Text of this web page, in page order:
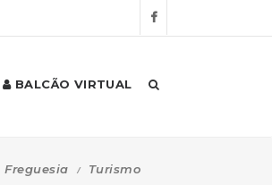
BALCÃO VIRTUAL
Freguesia Turismo